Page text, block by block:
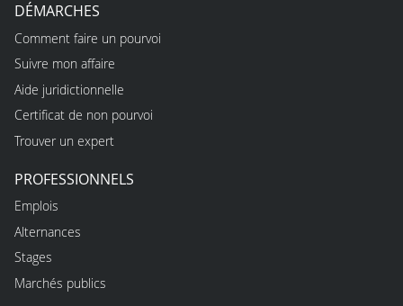
DÉMARCHES
Comment faire un pourvoi
Suivre mon affaire
Aide juridictionnelle
Certificat de non pourvoi
Trouver un expert
PROFESSIONNELS
Emplois
Alternances
Stages
Marchés publics